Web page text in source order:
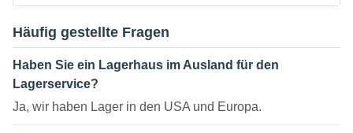
Häufig gestellte Fragen
Haben Sie ein Lagerhaus im Ausland für den
Lagerservice?
Ja, wir haben Lager in den USA und Europa.